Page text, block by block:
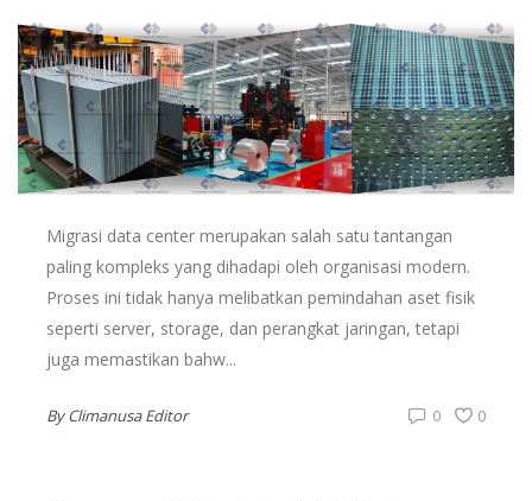
Migrasi data center merupakan salah satu tantangan
paling kompleks yang dihadapi oleh organisasi modern.
Proses ini tidak hanya melibatkan pemindahan aset fisik
seperti server, storage, dan perangkat jaringan, tetapi
juga memastikan bahw...
ByClimanusa Editor 0
0